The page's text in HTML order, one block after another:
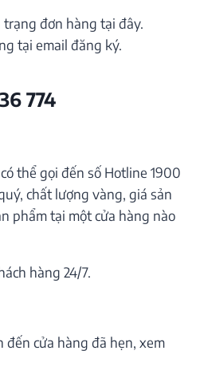
đơn hàng tại đây.
tại email đăng ký.
774
thể gọi đến số Hotline 1900
chất lượng vàng, giá sản
phẩm tại một cửa hàng nào
hàng 24/7.
đến cửa hàng đã hẹn, xem